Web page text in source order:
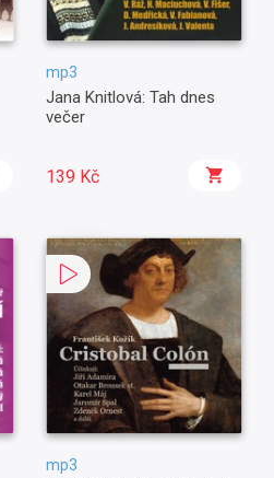
mp3
Jana Knitlová: Tah dnes
večer
139 Kč
mp3